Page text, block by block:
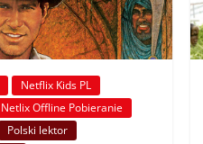
Netflix Kids PL
Netlix Offline Pobieranie
Polski lektor